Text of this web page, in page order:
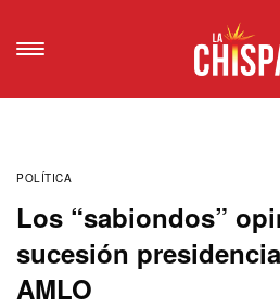
POLÍTICA
Los “sabiondos”
sucesión
AMLO